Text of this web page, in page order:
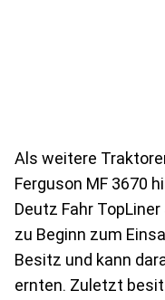
Als weitere
Ferguson MF 3670
Deutz Fahr
zu Beginn zum
Besitz und kann
ernten. Zuletzt